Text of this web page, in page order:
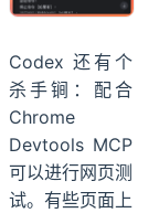
Codex 还有个
杀手锏：配合
Chrome
Devtools MCP
可以进行网页测
试。有些页面上